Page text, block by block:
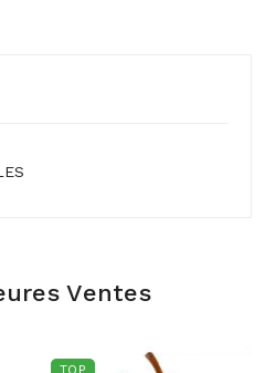
Ventes
TOP